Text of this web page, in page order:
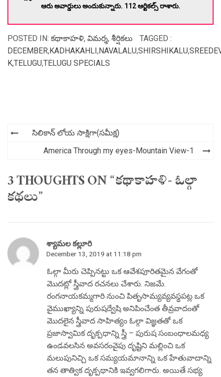
ఆరు అవార్డులు అందుకున్నారు. 112 ఆర్టికల్స్ రాశారు.
POSTED IN: కథాకాహళి, విమర్శ, శీర్షికలు
TAGGED :
DECEMBER,KADHAKAHLI,NAVALALU,SHIRSHIKALU,
K,TELUGU,TELUGU SPECIALS
Post
navigation
సిలికాన్ లోయ సాక్షిగా(సమీక్ష)
America Through my eyes-Mountain View-1
3 THOUGHTS ON “కథాకాహళి- ఓల్గా
కథలు”
శ్యామల కల్లూరి
December 13, 2019 at 11:18 pm
ఓల్గా మీరు చెప్పినట్టు ఒక ఆవేశపూరితమైన వేగంతో
మొదట్లో స్త్రీవాద రచనలు చేశారు. నిజమే.
రంగనాయకమ్మగారి నుంచి పితృసామ్యవ్యవస్థపట్ల ఒక
వైముఖ్యాన్ని పురుషద్వేషి అనిపించేంత తీవ్రవాదంతో
మొదలైన స్త్రీవాద సాహిత్యం ఓల్గా విజ్ఞతతో ఒక
ప్రజాస్వామిక దృక్పధాన్ని స్త్రీ – పురుష సంబంధాలమధ్య
ఉండవలసిన అవసరంవైపు దృష్టిని మల్లించి ఒక
మలుపునిచ్చి ఒక సమ్యయమానాన్ని ఒక హేతువాదాన్ని
తన తాత్విక దృక్పథానికి ఇవ్వగలిగారు. అయితే సభ్య